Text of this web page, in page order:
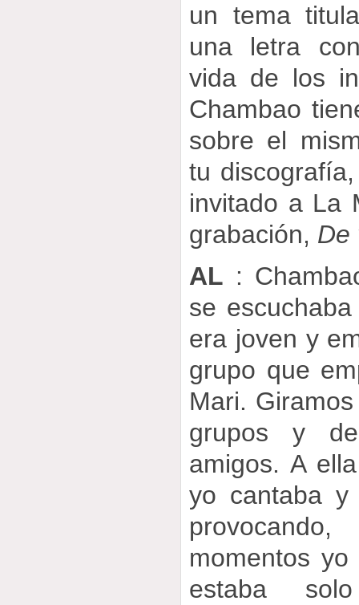
un tema
una letra
vida de los
Chambao
sobre el
tu
invitado a La
grabación, De
AL :
se
era joven y
grupo que
Mari.
grupos y
amigos. A
yo cantaba y
momentos
estaba